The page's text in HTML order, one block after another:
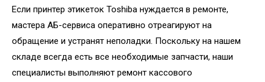
Если принтер этикеток Toshiba нуждается в ремонте,
мастера АБ-сервиса оперативно отреагируют на
обращение и устранят неполадки. Поскольку на нашем
складе всегда есть все необходимые запчасти, наши
специалисты выполняют ремонт кассового